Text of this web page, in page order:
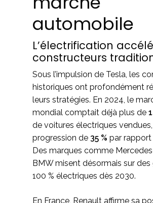
automobile
L’électrification
constructeurs
Sous l’impulsion de Tesla, les
historiques ont profondément
leurs stratégies. En 2024, le
mondial comptait déjà plus de
de voitures électriques
progression de 35 % par rapport
Des marques comme
BMW misent désormais sur
100 % électriques dès 2030.
En France, Renault affirme sa